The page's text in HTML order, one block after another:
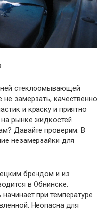
стеклоомывающей
замерзать, качественно
и краску и приятно
рынке жидкостей
Давайте проверим. В
незамерзайки для
брендом и из
в Обнинске.
при температуре
Неопасна для